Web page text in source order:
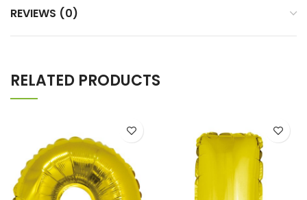
REVIEWS (0)
RELATED PRODUCTS